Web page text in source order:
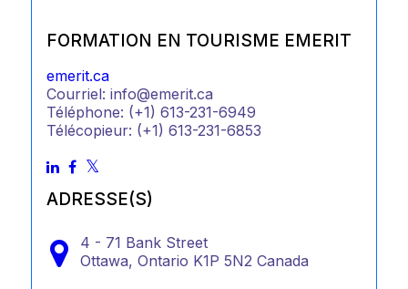
FORMATION EN TOURISME EMERIT
emerit.ca
Courriel: info@emerit.ca
Téléphone: (+1) 613-231-6949
Télécopieur: (+1) 613-231-6853
ADRESSE(S)
4 - 71 Bank Street
Ottawa, Ontario K1P 5N2 Canada